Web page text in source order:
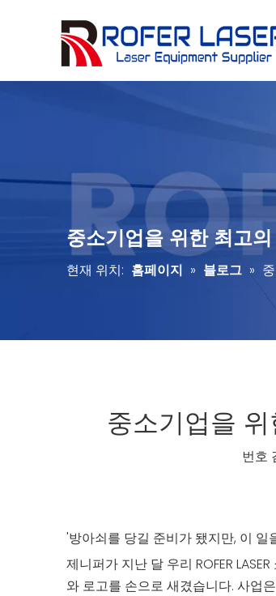
중소기업을 위한 최고
현재 위치: 홈페이지 » 블로그 »
중소기업을
번호
'방아쇠를 당길 준비가 됐지만, 이 일
제니퍼가 지난 달 우리 ROFER
와 로고를 손으로 새겼습니다. 사업